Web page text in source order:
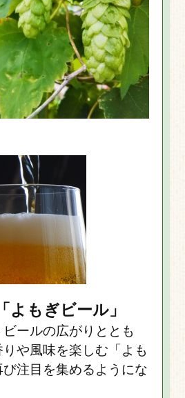
よもぎビール」
ールの広がりととも
や風味を楽しむ「よも
注目を集めるようにな